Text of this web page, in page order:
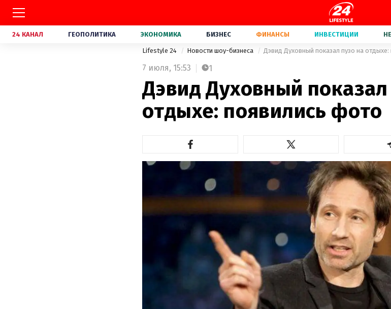
24 КАНАЛ ГЕОПОЛИТИКА ЭКОНОМИКА БИЗНЕС ФИНАНСЫ ИНВЕСТИЦИИ
Lifestyle 24 Новости шоу-бизнеса Дэвид Духовный показал пузо на
7 июля, 15:53 1
Дэвид Духовный показал
отдыхе: появились фото